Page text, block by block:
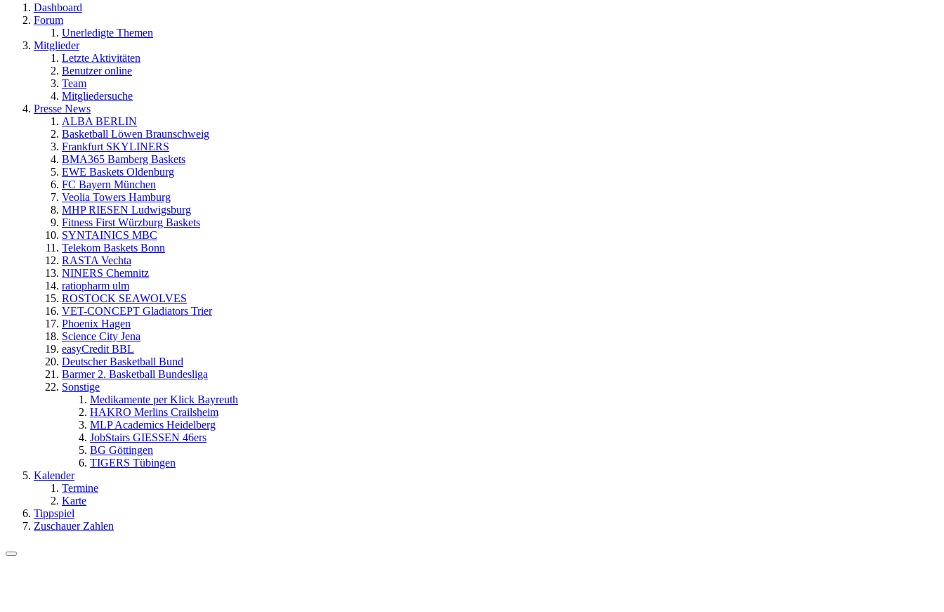
Dashboard
Forum
Unerledigte Themen
Mitglieder
Letzte Aktivitäten
Benutzer online
Team
Mitgliedersuche
Presse News
ALBA BERLIN
Basketball Löwen Braunschweig
Frankfurt SKYLINERS
BMA365 Bamberg Baskets
EWE Baskets Oldenburg
FC Bayern München
Veolia Towers Hamburg
MHP RIESEN Ludwigsburg
Fitness First Würzburg Baskets
SYNTAINICS MBC
Telekom Baskets Bonn
RASTA Vechta
NINERS Chemnitz
ratiopharm ulm
ROSTOCK SEAWOLVES
VET-CONCEPT Gladiators Trier
Phoenix Hagen
Science City Jena
easyCredit BBL
Deutscher Basketball Bund
Barmer 2. Basketball Bundesliga
Sonstige
Medikamente per Klick Bayreuth
HAKRO Merlins Crailsheim
MLP Academics Heidelberg
JobStairs GIESSEN 46ers
BG Göttingen
TIGERS Tübingen
Kalender
Termine
Karte
Tippspiel
Zuschauer Zahlen